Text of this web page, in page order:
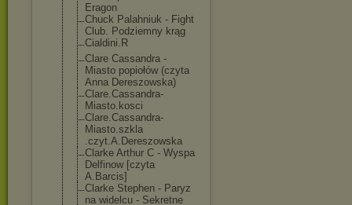
Eragon
Chuck Palahniuk - Fight
Club. Podziemny krąg
Cialdini.R
Clare Cassandra -
Miasto popiołów (czyta
Anna Dereszowska)
Clare.Cassandra-
Miasto.kosci
Clare.Cassandra-
Miasto.szkla
.czyt.A.Dereszowska
Clarke Arthur C - Wyspa
Delfinow [czyta
A.Barcis]
Clarke Stephen - Paryz
na widelcu - Sekretne